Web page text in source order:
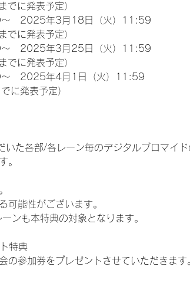
に発表予定）
　2025年3月18日（火）11:59
に発表予定）
　2025年3月25日（火）11:59
に発表予定）
　2025年4月1日（火）11:59
に発表予定）
た各部/各レーン毎のデジタルブロマイ
。
可能性がございます。
ンも本特典の対象となります。
特典
の参加券をプレゼントさせていただきます